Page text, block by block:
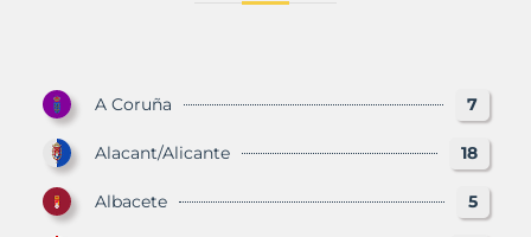
A Coruña 7
Alacant/Alicante 18
Albacete 5